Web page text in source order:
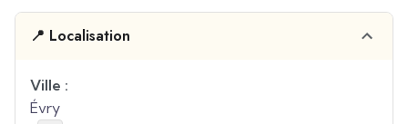
📍 Localisation
Ville :
Évry